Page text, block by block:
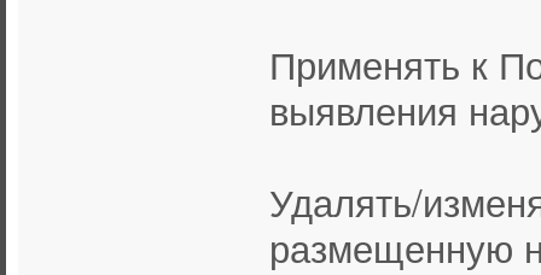
Применять к
выявления
Удалять/
размещенную